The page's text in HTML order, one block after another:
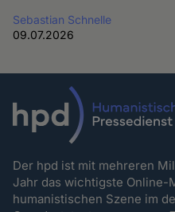
Sebastian Schnelle
09.07.2026
Der hpd ist mit mehreren
Jahr das wichtigste
humanistischen Szene im